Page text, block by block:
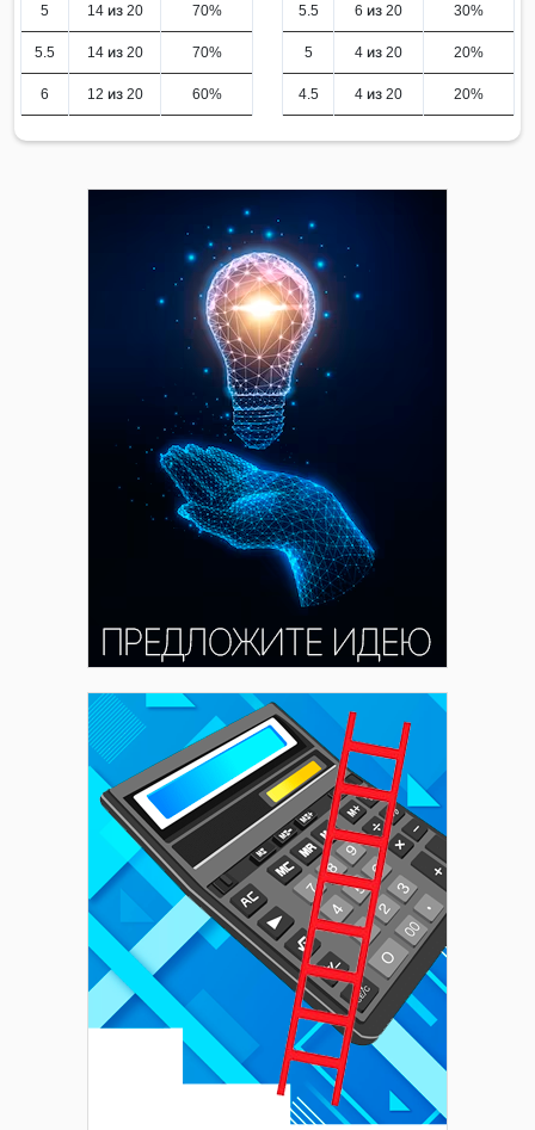
5 14 из 20 70%
5.5 14 из 20 70%
6 12 из 20 60%
5.5 6 из 20 30%
5 4 из 20 20%
4.5 4 из 20 20%